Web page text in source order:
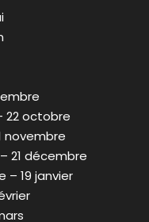
22 octobre
novembre
21 décembre
– 19 janvier